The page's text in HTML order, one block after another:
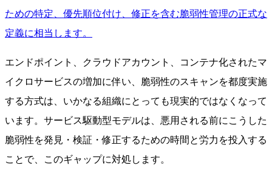
ための特定、優先順位付け、修正を含む脆弱性管理の正式な
定義に相当します。
エンドポイント、クラウドアカウント、コンテナ化されたマ
イクロサービスの増加に伴い、脆弱性のスキャンを都度実施
する方式は、いかなる組織にとっても現実的ではなくなって
います。サービス駆動型モデルは、悪用される前にこうした
脆弱性を発見・検証・修正するための時間と労力を投入する
ことで、このギャップに対処します。